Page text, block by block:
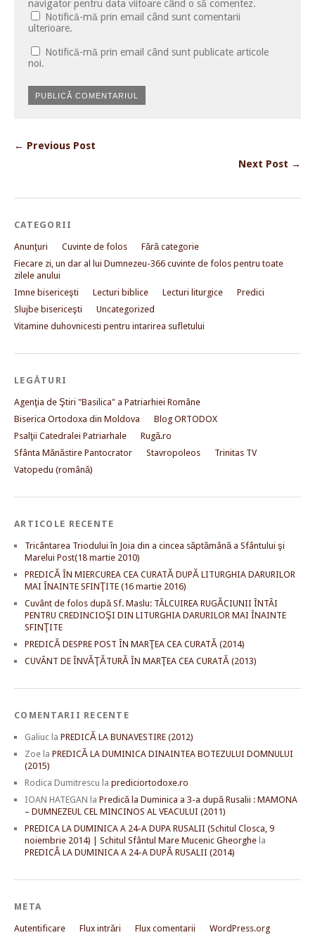
navigator pentru data viitoare când o să comentez.
Notifică-mă prin email când sunt comentarii
ulterioare.
Notifică-mă prin email când sunt publicate articole
noi.
← Previous Post
Next Post →
CATEGORII
Anunţuri Cuvinte de folos
Fără categorie
Fiecare zi, un dar al lui Dumnezeu-366 cuvinte de folos pentru toate
zilele anului
Imne bisericeşti
Lecturi biblice Lecturi liturgice
Predici
Slujbe bisericeşti
Uncategorized
Vitamine duhovnicesti pentru intarirea sufletului
LEGĂTURI
Agenţia de Ştiri "Basilica" a Patriarhiei Române
Biserica Ortodoxa din Moldova
Blog ORTODOX
Psalţii Catedralei Patriarhale
Rugă.ro
Sfânta Mănăstire Pantocrator
Stavropoleos
Trinitas TV
Vatopedu (română)
ARTICOLE RECENTE
Tricântarea Triodului în Joia din a cincea săptămână a Sfântului şi
Marelui Post(18 martie 2010)
PREDICĂ ÎN MIERCUREA CEA CURATĂ DUPĂ LITURGHIA DARURILOR
MAI ÎNAINTE SFINŢITE (16 martie 2016)
Cuvânt de folos după Sf. Maslu: TÂLCUIREA RUGĂCIUNII ÎNTÂI
PENTRU CREDINCIOŞI DIN LITURGHIA DARURILOR MAI ÎNAINTE
SFINŢITE
PREDICĂ DESPRE POST ÎN MARŢEA CEA CURATĂ (2014)
CUVÂNT DE ÎNVĂŢĂTURĂ ÎN MARŢEA CEA CURATĂ (2013)
COMENTARII RECENTE
Galiuc la PREDICĂ LA BUNAVESTIRE (2012)
Zoe la PREDICĂ LA DUMINICA DINAINTEA BOTEZULUI DOMNULUI
(2015)
Rodica Dumitrescu la prediciortodoxe.ro
IOAN HATEGAN la Predică la Duminica a 3-a după Rusalii : MAMONA
– DUMNEZEUL CEL MINCINOS AL VEACULUI (2011)
PREDICA LA DUMINICA A 24-A DUPA RUSALII (Schitul Closca, 9
noiembrie 2014) | Schitul Sfântul Mare Mucenic Gheorghe la
PREDICĂ LA DUMINICA A 24-A DUPĂ RUSALII (2014)
META
Autentificare Flux intrări Flux comentarii WordPress.org